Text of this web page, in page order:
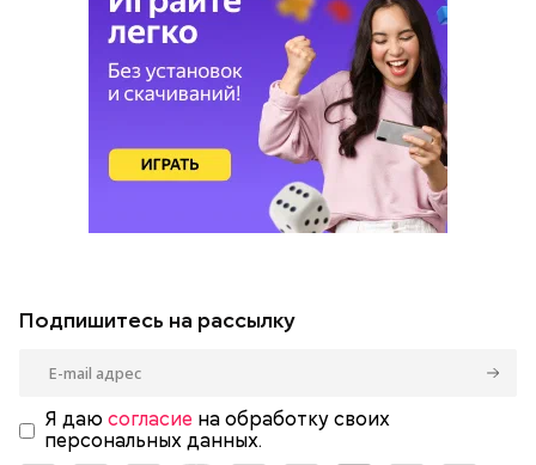
Подпишитесь на рассылку
Я даю согласие на обработку своих
персональных данных.